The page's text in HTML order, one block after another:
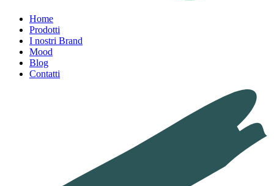
Home
Prodotti
I nostri Brand
Mood
Blog
Contatti